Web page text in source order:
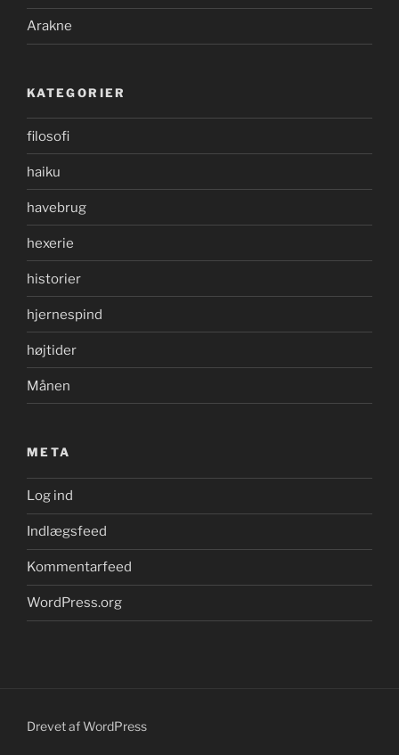
Arakne
KATEGORIER
filosofi
haiku
havebrug
hexerie
historier
hjernespind
højtider
Månen
META
Log ind
Indlægsfeed
Kommentarfeed
WordPress.org
Drevet af WordPress